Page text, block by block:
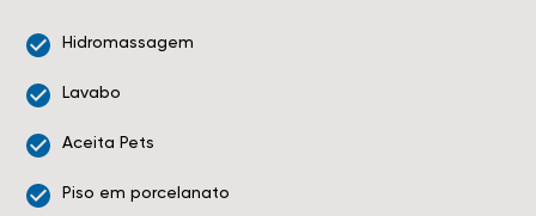
Hidromassagem
Lavabo
Aceita Pets
Piso em porcelanato